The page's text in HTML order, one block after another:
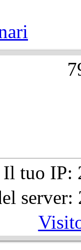
7
Il tuo IP: